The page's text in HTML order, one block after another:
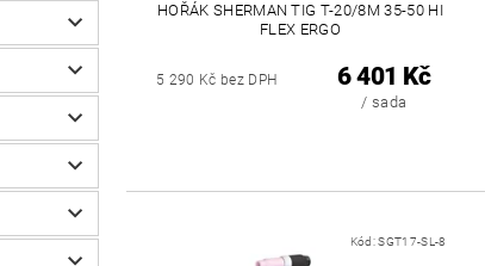
HOŘÁK SHERMAN TIG T-20/8M 35-50 HI
FLEX ERGO
5 290 Kč bez DPH 6 401 Kč
/ sada
Kód:SGT17-SL-8